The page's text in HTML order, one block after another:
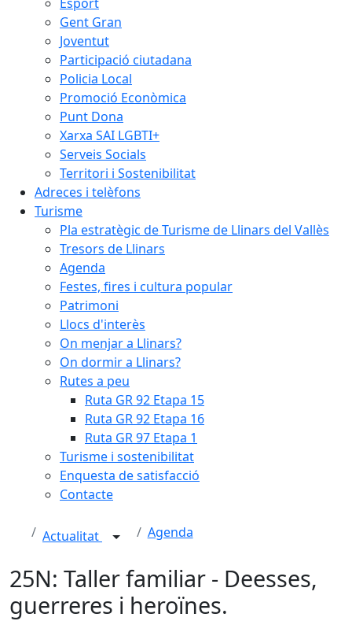
Gent Gran
Joventut
Participació ciutadana
Policia Local
Promoció Econòmica
Punt Dona
Xarxa SAI LGBTI+
Serveis Socials
Territori i Sostenibilitat
Adreces i telèfons
Turisme
Pla estratègic de Turisme de Llinars del Vallès
Tresors de Llinars
Agenda
Festes, fires i cultura popular
Patrimoni
Llocs d'interès
On menjar a Llinars?
On dormir a Llinars?
Rutes a peu
Ruta GR 92 Etapa 15
Ruta GR 92 Etapa 16
Ruta GR 97 Etapa 1
Turisme i sostenibilitat
Enquesta de satisfacció
Contacte
Actualitat Agenda
25N: Taller familiar - Deesses,
guerreres i heroïnes.